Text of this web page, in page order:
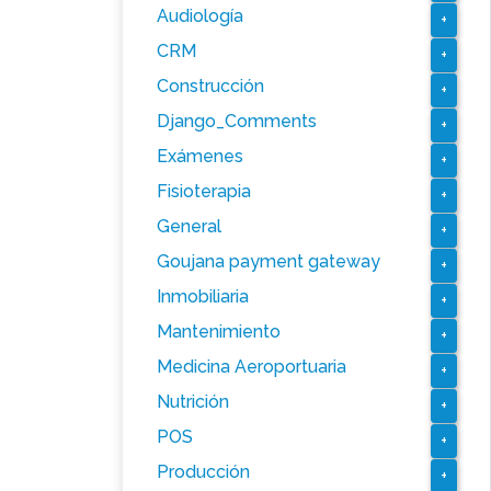
Audiología +
CRM +
Construcción +
Django_Comments +
Exámenes +
Fisioterapia +
General +
Goujana payment gateway +
Inmobiliaria +
Mantenimiento +
Medicina Aeroportuaria +
Nutrición +
POS +
Producción +